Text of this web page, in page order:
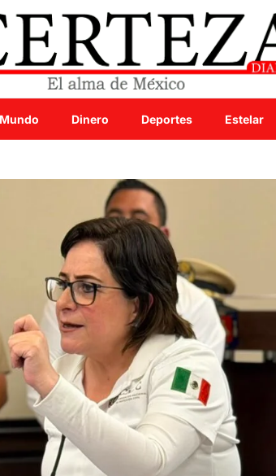
Mundo Dinero Deportes Estelar